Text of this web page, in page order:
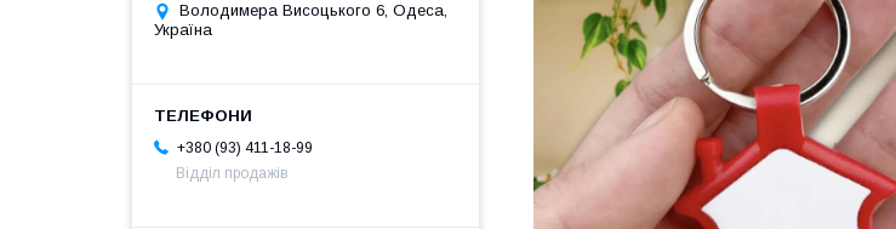
Володимера Висоцького 6, Одеса,
Україна
+380 (93) 411-18-99
Відділ продажів